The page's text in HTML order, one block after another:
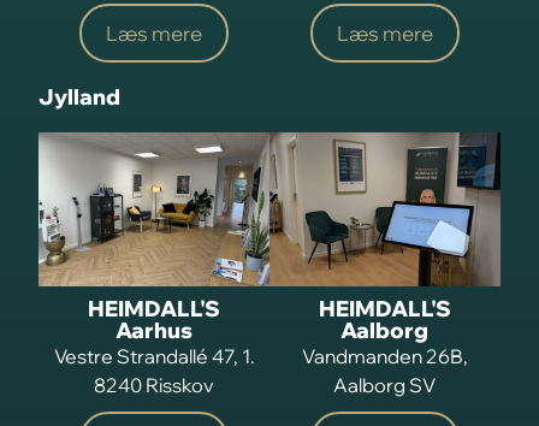
Læs mere Læs mere
Jylland
HEIMDALL'S
Aarhus
Vestre Strandallé 47, 1.
8240 Risskov
HEIMDALL'S
Aalborg
Vandmanden 26B,
Aalborg SV